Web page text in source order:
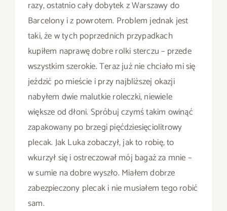
razy, ostatnio cały dobytek z Warszawy do
Barcelony i z powrotem. Problem jednak jest
taki, że w tych poprzednich przypadkach
kupiłem naprawę dobre rolki sterczu – przede
wszystkim szerokie. Teraz już nie chciało mi się
jeździć po mieście i przy najbliższej okazji
nabyłem dwie malutkie roleczki, niewiele
większe od dłoni. Spróbuj czymś takim owinąć
zapakowany po brzegi pięćdziesięciolitrowy
plecak. Jak Luka zobaczył, jak to robię, to
wkurzył się i ostreczował mój bagaż za mnie –
w sumie na dobre wyszło. Miałem dobrze
zabezpieczony plecak i nie musiałem tego robić
sam.